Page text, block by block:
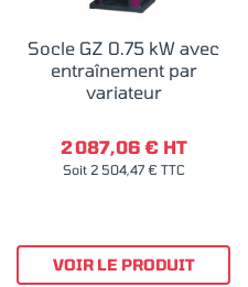
Socle GZ 0.75 kW avec
entraînement par
variateur
2 087,06 € HT
Soit 2 504,47 € TTC
VOIR LE PRODUIT